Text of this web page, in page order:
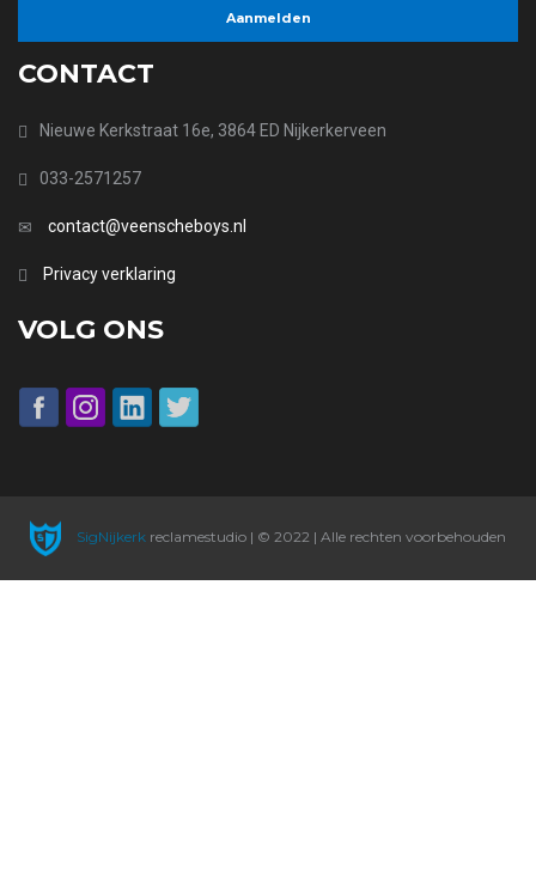
CONTACT
Nieuwe Kerkstraat 16e, 3864 ED Nijkerkerveen
033-2571257
contact@veenscheboys.nl
Privacy verklaring
VOLG ONS
SigNijkerkreclamestudio | © 2022 | Alle rechten voorbehouden